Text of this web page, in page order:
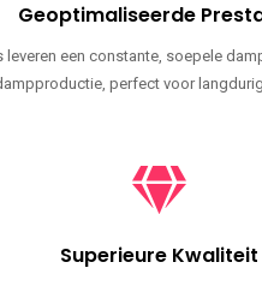
Geoptimaliseerde
leveren een constante, soepele
perfect voor
Superieure Kwaliteit